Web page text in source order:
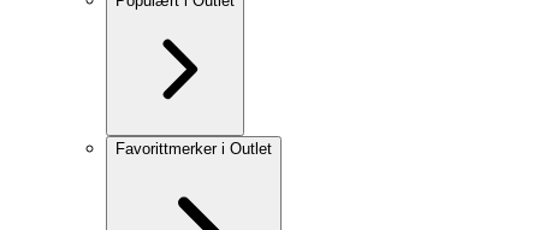
Favorittmerker i Outlet